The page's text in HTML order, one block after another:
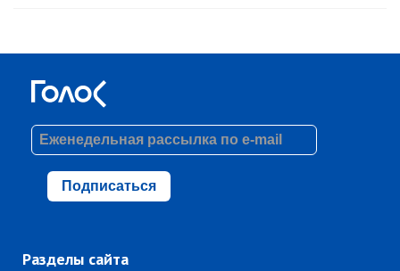
Подписаться
Разделы сайта